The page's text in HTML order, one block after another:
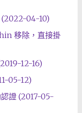
04-10)
移除，直接掛
12-16)
05-12)
證 (2017-05-